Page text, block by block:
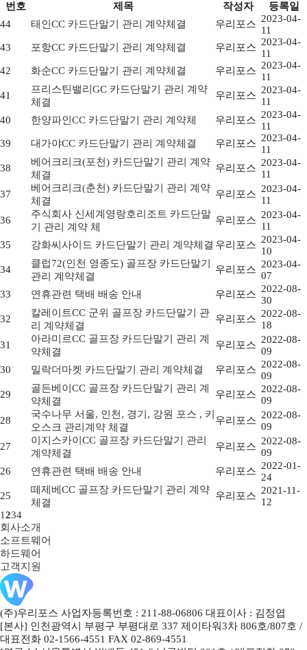
번호 제목 작성자
등록일
44
태인CC 카드단말기 관리 계약체결 우리포스 2023-04-
11
43
포항CC 카드단말기 관리 계약체결 우리포스 2023-04-
11
42
화순CC 카드단말기 관리 계약체결 우리포스 2023-04-
11
41
프리스틴밸리GC 카드단말기 관리 계약
체결
우리포스 2023-04-
11
40
한양파인CC 카드단말기 관리 계약체 우리포스 2023-04-
11
39
대가야CC 카드단말기 관리 계약체결 우리포스 2023-04-
11
38
베어크리크(포천) 카드단말기 관리 계약
체결
우리포스 2023-04-
11
37
베어크리크(춘천) 카드단말기 관리 계약
체결
우리포스 2023-04-
11
36
주식회사 신세계영랑호리조트 카드단말
기 관리 계약 체
우리포스 2023-04-
11
35
강화씨사이드 카드단말기 관리 계약체결 우리포스 2023-04-
10
34
클럽72(인천 영종도) 골프장 카드단말기
관리 계약체결
우리포스 2023-04-
07
33
연휴관련 택배 배송 안내 우리포스 2022-08-
30
32
칼레이트CC 군위 골프장 카드단말기 관
리 계약체결
우리포스 2022-08-
18
31
아라미르CC 골프장 카드단말기 관리 계
약체결
우리포스 2022-08-
09
30
밀락더마켓 카드단말기 관리 계약체결 우리포스 2022-08-
09
29
골든베이CC 골프장 카드단말기 관리 계
약체결
우리포스 2022-08-
09
28
국수나무 서울, 인천, 경기, 강원 포스 , 키
오스크 관리계약 체결
우리포스 2022-08-
09
27
이지스카이CC 골프장 카드단말기 관리
계약체결
우리포스 2022-08-
09
26
연휴관련 택배 배송 안내 우리포스 2022-01-
24
25
떼제베CC 골프장 카드단말기 관리 계약
체결
우리포스 2021-11-
12
1234
회사소개
소프트웨어
하드웨어
고객지원
(주)우리포스 사업자등록번호 : 211-88-06806 대표이사 : 김정엽
[본사] 인천광역시 부평구 부평대로 337 제이타워3차 806호/807호 /
대표전화 02-1566-4551 FAX 02-869-4551